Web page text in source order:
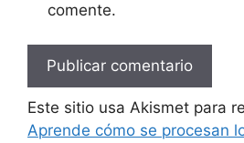
comente.
Este sitio usa Akismet para
Aprende cómo se procesan